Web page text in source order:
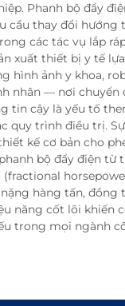
Phanh bộ đẩy
cầu thay đổi hướng
các tác vụ lắp
xuất thiết bị y tế
hình ảnh y khoa,
nhân — nơi chuyển
tin cậy là yếu tố
quy trình điều trị.
kế cơ bản cho
bộ đẩy điện từ
hàng tấn, đồng
năng cốt lõi khiến
trong mọi ngành